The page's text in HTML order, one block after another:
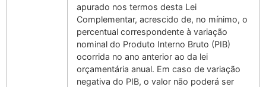
apurado nos termos desta Lei
Complementar, acrescido de, no mínimo, o
percentual correspondente à variação
nominal do Produto Interno Bruto (PIB)
ocorrida no ano anterior ao da lei
orçamentária anual. Em caso de variação
negativa do PIB, o valor não poderá ser